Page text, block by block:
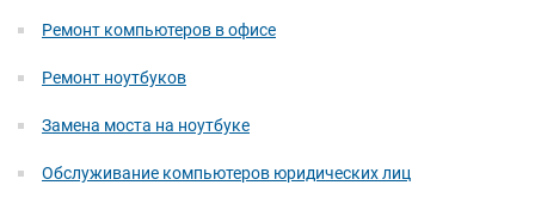
Ремонт компьютеров в офисе
Ремонт ноутбуков
Замена моста на ноутбуке
Обслуживание компьютеров юридических лиц